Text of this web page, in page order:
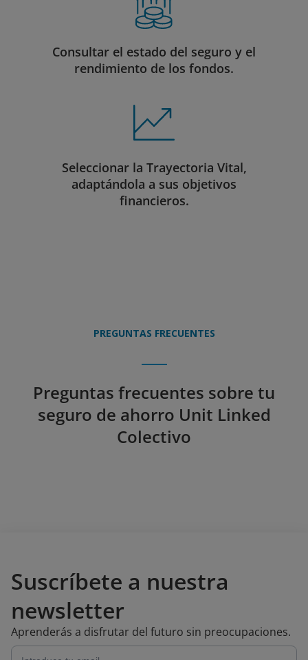
Consultar el estado del seguro y el
rendimiento de los fondos.
Seleccionar la Trayectoria Vital,
adaptándola a sus objetivos
financieros.
PREGUNTAS FRECUENTES
Preguntas frecuentes sobre tu
seguro de ahorro Unit Linked
Colectivo
Suscríbete a nuestra
newsletter
Aprenderás a disfrutar del futuro sin preocupaciones.